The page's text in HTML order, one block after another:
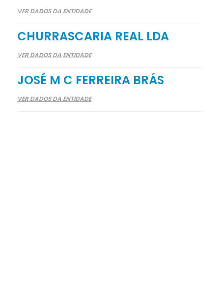
VER DADOS DA ENTIDADE
CHURRASCARIA REAL LDA
VER DADOS DA ENTIDADE
JOSÉ M C FERREIRA BRÁS
VER DADOS DA ENTIDADE